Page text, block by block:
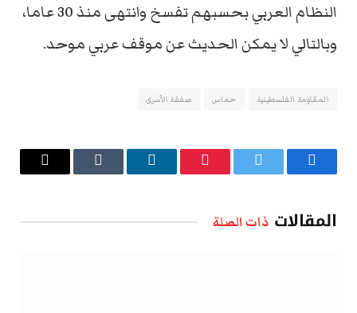
النظام العربي بحسبهم تفسخ وانتهى منذ 30 عاما،
وبالتالي لا يمكن الحديث عن موقف عربي موحد.
المقاومة الفلسطينية حماس صفقة الأسرى
فيسبوك تويتر بينتيريستلينكدإن Tumblr
البريد
المقالات ذات الصلة